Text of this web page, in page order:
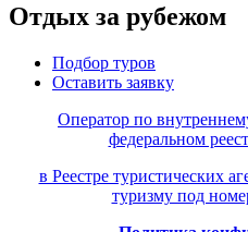
Отдых за рубежом
Подбор туров
Оставить заявку
Оператор по
федеральном
в Реестре туристических
туризму под